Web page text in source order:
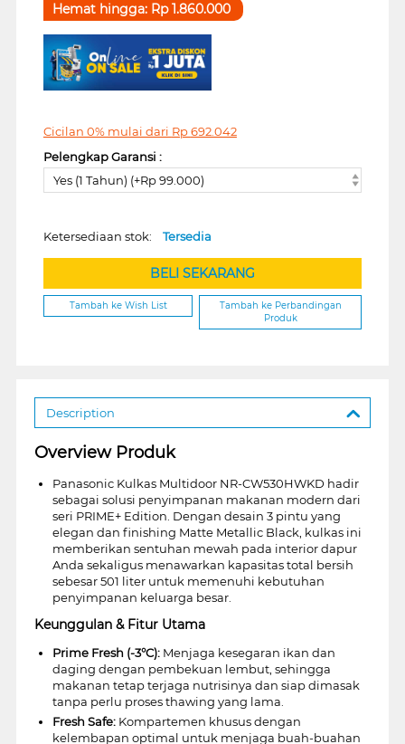
Hemat hingga: Rp1.860.000
Cicilan 0% mulai dari Rp692.042
Pelengkap Garansi :
Yes (1 Tahun) (+Rp 99.000)
Ketersediaan stok: Tersedia
BELI SEKARANG
Tambah ke Wish List
Tambah ke Perbandingan
Produk
Description
Overview Produk
Panasonic Kulkas Multidoor NR-CW530HWKD hadir
sebagai solusi penyimpanan makanan modern dari
seri PRIME+ Edition. Dengan desain 3 pintu yang
elegan dan finishing Matte Metallic Black, kulkas ini
memberikan sentuhan mewah pada interior dapur
Anda sekaligus menawarkan kapasitas total bersih
sebesar 501 liter untuk memenuhi kebutuhan
penyimpanan keluarga besar.
Keunggulan & Fitur Utama
Prime Fresh (-3°C):Menjaga kesegaran ikan dan
daging dengan pembekuan lembut, sehingga
makanan tetap terjaga nutrisinya dan siap dimasak
tanpa perlu proses thawing yang lama.
Fresh Safe:Kompartemen khusus dengan
kelembapan optimal untuk menjaga buah-buahan